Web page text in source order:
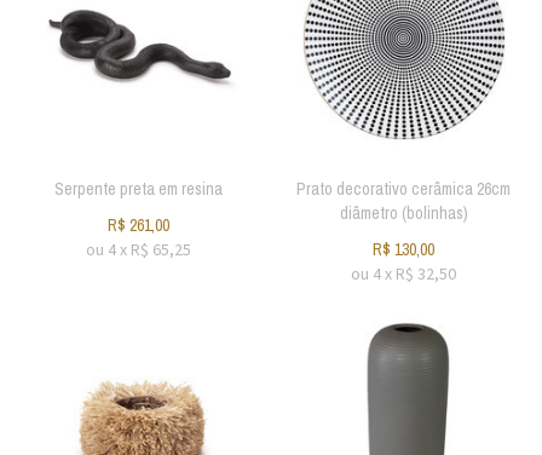
Serpente preta em resina
R$ 261,00
ou 4x R$ 65,25
Prato decorativo cerâmica 26cm
diâmetro (bolinhas)
R$ 130,00
ou 4x R$ 32,50